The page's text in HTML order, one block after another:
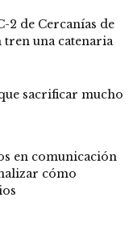
2 de Cercanías de
tren una catenaria
sacrificar mucho
en comunicación
cómo